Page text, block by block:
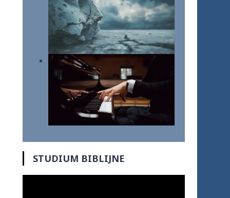
STUDIUM BIBLIJNE